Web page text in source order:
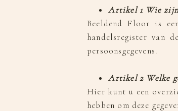
Artikel 1 Wie
Beeldend Floor is
handelsregister van
persoonsgegevens.
Artikel 2 Welke
Hier kunt u een
hebben om deze